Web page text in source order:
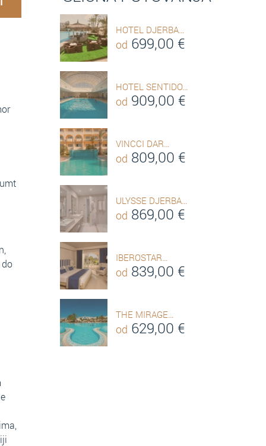
HOTEL DJERBA…
od 699,00 €
HOTEL SENTIDO…
od 909,00 €
VINCCI DAR…
od 809,00 €
ULYSSE DJERBA…
od 869,00 €
IBEROSTAR…
od 839,00 €
THE MIRAGE…
od 629,00 €